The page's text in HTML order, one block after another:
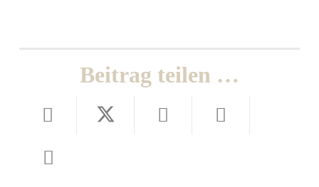
Beitrag teilen …